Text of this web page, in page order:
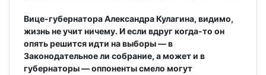
Вице-губернатора Александра Кулагина, видимо,
жизнь не учит ничему. И если вдруг когда-то он
опять решится идти на выборы — в
Законодательное ли собрание, а может и в
губернаторы — оппоненты смело могут